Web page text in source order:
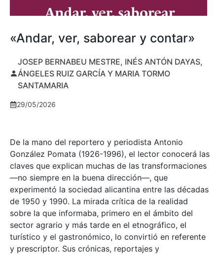
«Andar, ver, saborear y contar»
JOSEP BERNABEU MESTRE, INÉS ANTÓN DAYAS,
ÁNGELES RUIZ GARCÍA Y MARIA TORMO
SANTAMARIA
29/05/2026
De la mano del reportero y periodista Antonio
González Pomata (1926-1996), el lector conocerá las
claves que explican muchas de las transformaciones
—no siempre en la buena dirección—, que
experimentó la sociedad alicantina entre las décadas
de 1950 y 1990. La mirada crítica de la realidad
sobre la que informaba, primero en el ámbito del
sector agrario y más tarde en el etnográfico, el
turístico y el gastronómico, lo convirtió en referente
y prescriptor. Sus crónicas, reportajes y